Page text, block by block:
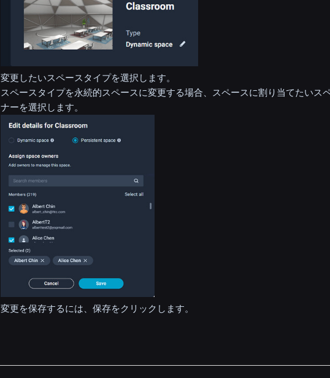
変更したいスペースタイプを選択します。
スペースタイプを永続的スペースに変更する場合、スペースに割り当てたいス
ナーを選択します。
変更を保存するには、保存をクリックします。